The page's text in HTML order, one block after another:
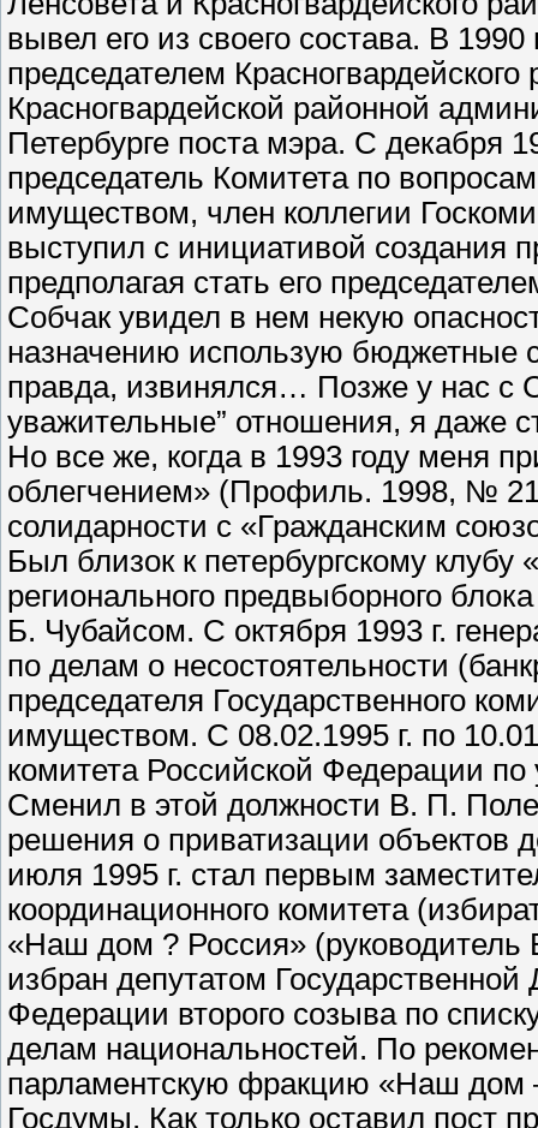
вывел его из своего состава. В
председателем Красногвардейского
Красногвардейской районной
Петербурге поста мэра. С декабря
председатель Комитета по
имуществом, член коллегии
выступил с инициативой создания
предполагая стать его
Собчак увидел в нем некую
назначению использую бюджетные
правда, извинялся… Позже у нас с
уважительные” отношения, я даже
Но все же, когда в 1993 году меня
облегчением» (Профиль. 1998, №
солидарности с «Гражданским
Был близок к петербургскому
регионального предвыборного
Б. Чубайсом. С октября 1993 г.
по делам о несостоятельности
председателя Государственного
имуществом. С 08.02.1995 г. по
комитета Российской Федерации
Сменил в этой должности В. П.
решения о приватизации объектов
июля 1995 г. стал первым
координационного комитета
«Наш дом ? Россия»
избран депутатом
Федерации второго созыва по
делам национальностей. По
парламентскую фракцию «Наш дом
Госдумы. Как только оставил пост